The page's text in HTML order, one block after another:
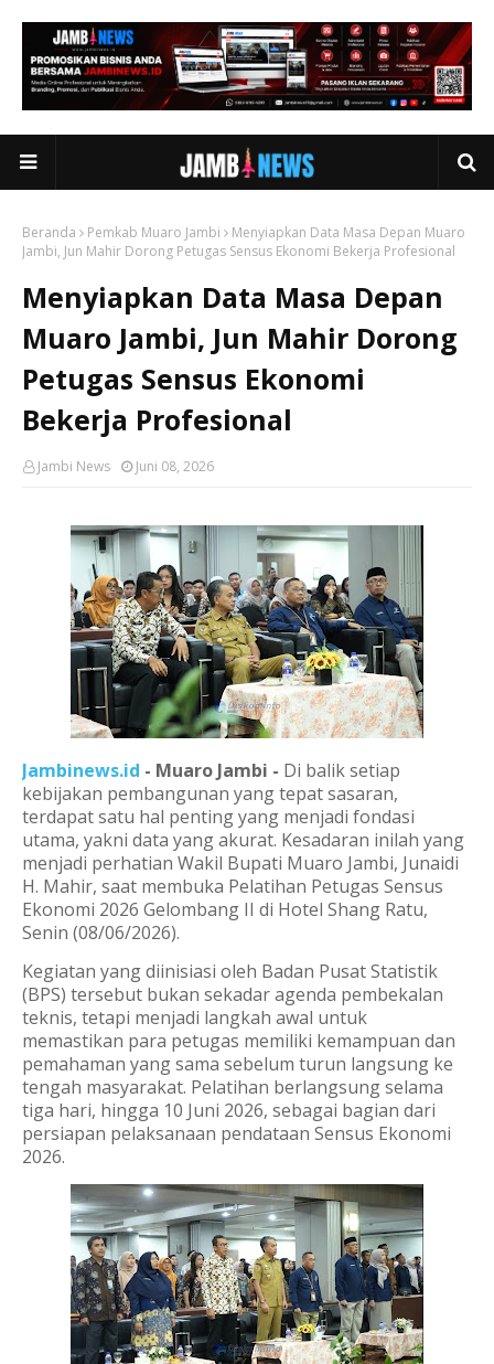
Beranda Pemkab Muaro Jambi
Menyiapkan Data Masa Depan Muaro
Jambi, Jun Mahir Dorong Petugas Sensus Ekonomi Bekerja Profesional
Menyiapkan Data Masa Depan
Muaro Jambi, Jun Mahir Dorong
Petugas Sensus Ekonomi
Bekerja Profesional
Jambi News Juni 08, 2026
Jambinews.id - Muaro Jambi - Di balik setiap
kebijakan pembangunan yang tepat sasaran,
terdapat satu hal penting yang menjadi fondasi
utama, yakni data yang akurat. Kesadaran inilah yang
menjadi perhatian Wakil Bupati Muaro Jambi, Junaidi
H. Mahir, saat membuka Pelatihan Petugas Sensus
Ekonomi 2026 Gelombang II di Hotel Shang Ratu,
Senin (08/06/2026).
Kegiatan yang diinisiasi oleh Badan Pusat Statistik
(BPS) tersebut bukan sekadar agenda pembekalan
teknis, tetapi menjadi langkah awal untuk
memastikan para petugas memiliki kemampuan dan
pemahaman yang sama sebelum turun langsung ke
tengah masyarakat. Pelatihan berlangsung selama
tiga hari, hingga 10 Juni 2026, sebagai bagian dari
persiapan pelaksanaan pendataan Sensus Ekonomi
2026.